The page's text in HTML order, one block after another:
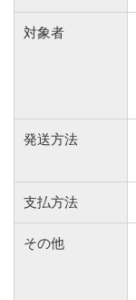
対象者
発送方法
支払方法
その他